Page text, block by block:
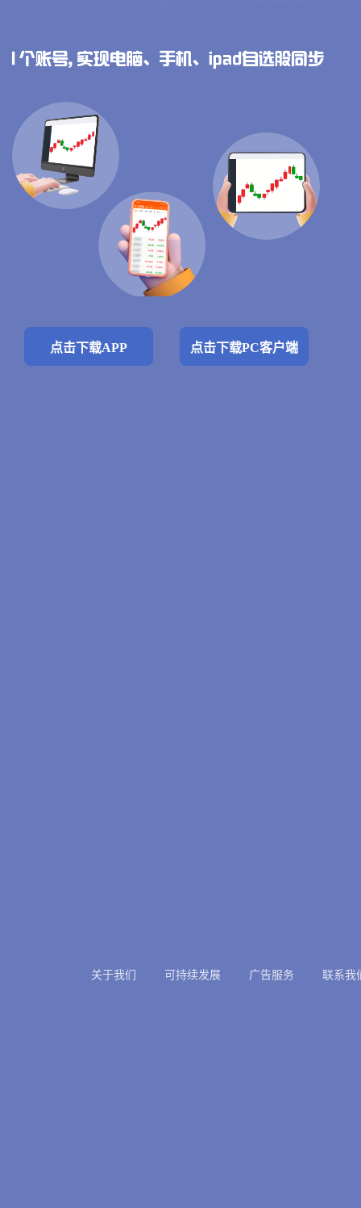
点击下载APP 点击下载PC客户端
关于我们 可持续发展 广告服务 联系我